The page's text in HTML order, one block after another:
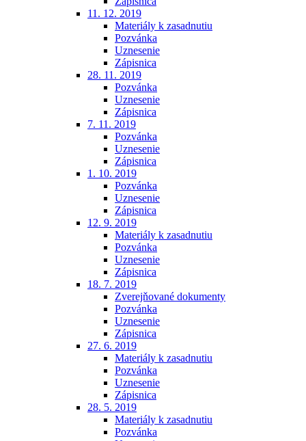
11. 12. 2019
Materiály k zasadnutiu
Pozvánka
Uznesenie
Zápisnica
28. 11. 2019
Pozvánka
Uznesenie
Zápisnica
7. 11. 2019
Pozvánka
Uznesenie
Zápisnica
1. 10. 2019
Pozvánka
Uznesenie
Zápisnica
12. 9. 2019
Materiály k zasadnutiu
Pozvánka
Uznesenie
Zápisnica
18. 7. 2019
Zverejňované dokumenty
Pozvánka
Uznesenie
Zápisnica
27. 6. 2019
Materiály k zasadnutiu
Pozvánka
Uznesenie
Zápisnica
28. 5. 2019
Materiály k zasadnutiu
Pozvánka